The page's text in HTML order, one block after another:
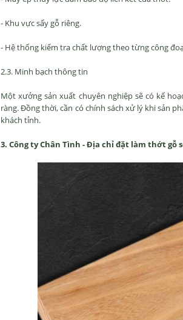
- Khu vực sấy gỗ riêng.
- Hệ thống kiểm tra chất lượng theo từng công
2.3. Minh bạch thông tin
Một xưởng sản xuất chuyên nghiệp sẽ có kế
ràng. Đồng thời, cần có chính sách xử lý khi sản
khách tỉnh.
3. Công ty Chân Tình - Địa chỉ đặt làm thớt